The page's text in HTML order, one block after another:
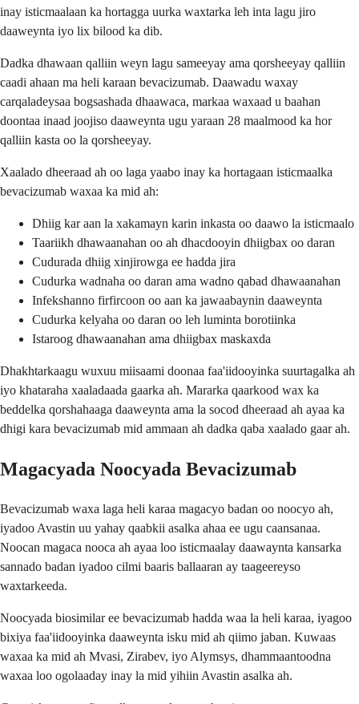
inay isticmaalaan ka hortagga uurka waxtarka leh inta lagu jiro
daaweynta iyo lix bilood ka dib.
Dadka dhawaan qalliin weyn lagu sameeyay ama qorsheeyay qalliin
caadi ahaan ma heli karaan bevacizumab. Daawadu waxay
carqaladeysaa bogsashada dhaawaca, markaa waxaad u baahan
doontaa inaad joojiso daaweynta ugu yaraan 28 maalmood ka hor
qalliin kasta oo la qorsheeyay.
Xaalado dheeraad ah oo laga yaabo inay ka hortagaan isticmaalka
bevacizumab waxaa ka mid ah:
Dhiig kar aan la xakamayn karin inkasta oo daawo la isticmaalo
Taariikh dhawaanahan oo ah dhacdooyin dhiigbax oo daran
Cudurada dhiig xinjirowga ee hadda jira
Cudurka wadnaha oo daran ama wadno qabad dhawaanahan
Infekshanno firfircoon oo aan ka jawaabaynin daaweynta
Cudurka kelyaha oo daran oo leh luminta borotiinka
Istaroog dhawaanahan ama dhiigbax maskaxda
Dhakhtarkaagu wuxuu miisaami doonaa faa'iidooyinka suurtagalka ah
iyo khataraha xaaladaada gaarka ah. Mararka qaarkood wax ka
beddelka qorshahaaga daaweynta ama la socod dheeraad ah ayaa ka
dhigi kara bevacizumab mid ammaan ah dadka qaba xaalado gaar ah.
Magacyada Noocyada Bevacizumab
Bevacizumab waxa laga heli karaa magacyo badan oo noocyo ah,
iyadoo Avastin uu yahay qaabkii asalka ahaa ee ugu caansanaa.
Noocan magaca nooca ah ayaa loo isticmaalay daawaynta kansarka
sannado badan iyadoo cilmi baaris ballaaran ay taageereyso
waxtarkeeda.
Noocyada biosimilar ee bevacizumab hadda waa la heli karaa, iyagoo
bixiya faa'iidooyinka daaweynta isku mid ah qiimo jaban. Kuwaas
waxaa ka mid ah Mvasi, Zirabev, iyo Alymsys, dhammaantoodna
waxaa loo ogolaaday inay la mid yihiin Avastin asalka ah.